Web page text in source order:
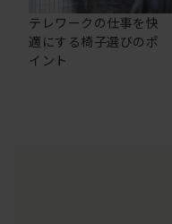
テレワークの仕事を快
適にする椅子選びのポ
イント